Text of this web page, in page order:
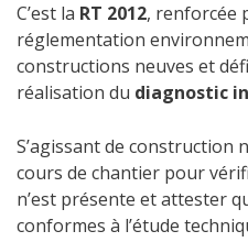
C’est la RT 2012, renforcée
réglementation
constructions neuves et
réalisation du diagnostic
S’agissant de construction
cours de chantier pour
n’est présente et attester
conformes à l’étude